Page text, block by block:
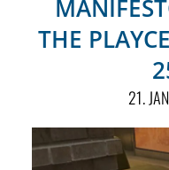
THE
21.